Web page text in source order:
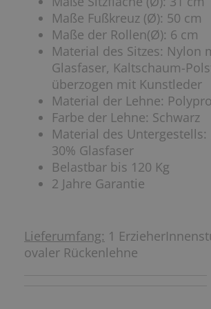
Maße Fußkreuz (Ø): 50 cm
Maße der Rollen(Ø): 6 cm
Material des Sitzes: Nylon
Glasfaser, Kaltschaum-
überzogen mit Kunstleder
Material der Lehne:
Farbe der Lehne: Schwarz
Material des
30% Glasfaser
Belastbar bis 120 Kg
2 Jahre Garantie
Lieferumfang: 1
ovaler Rückenlehne